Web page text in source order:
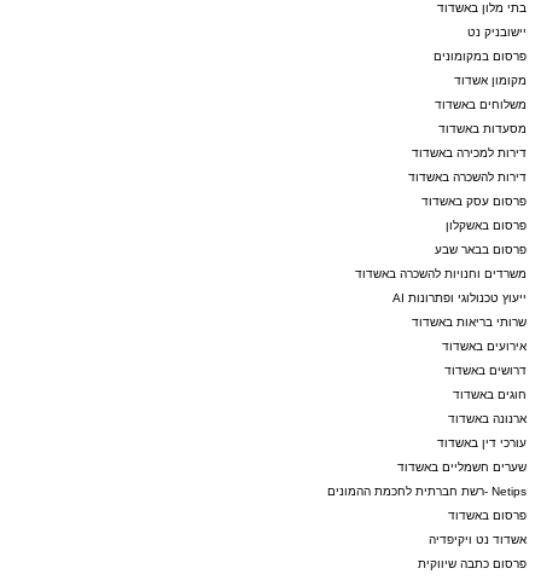
בתי מלון באשדוד
יישובניק נט
פרסום במקומונים
מקומון אשדוד
משלוחים באשדוד
מסעדות באשדוד
דירות למכירה באשדוד
דירות להשכרה באשדוד
פרסום עסק באשדוד
פרסום באשקלון
פרסום בבאר שבע
משרדים וחנויות להשכרה באשדוד
ייעוץ טכנולוגי ופתרונות AI
שרותי בריאות באשדוד
אירועים באשדוד
דרושים באשדוד
חוגים באשדוד
ארנונה באשדוד
עורכי דין באשדוד
שערים חשמליים באשדוד
Netips -רשת חברתית לחכמת ההמונים
פרסום באשדוד
אשדוד נט ויקיפדיה
פרסום כתבה שיווקית